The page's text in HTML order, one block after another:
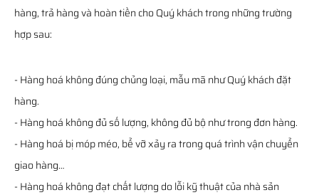
hàng, trả hàng và hoàn tiền cho Quý khách trong những trường
hợp sau:
- Hàng hoá không đúng chủng loại, mẫu mã như Quý khách đặt
hàng.
- Hàng hoá không đủ số lượng, không đủ bộ như trong đơn hàng.
- Hàng hoá bị móp méo, bể vỡ xảy ra trong quá trình vận chuyển
giao hàng…
- Hàng hoá không đạt chất lượng do lỗi kỹ thuật của nhà sản